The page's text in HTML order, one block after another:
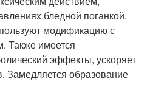
бледной поганкой.
модификацию с
Также имеется
эффекты, ускоряет
Замедляется образование